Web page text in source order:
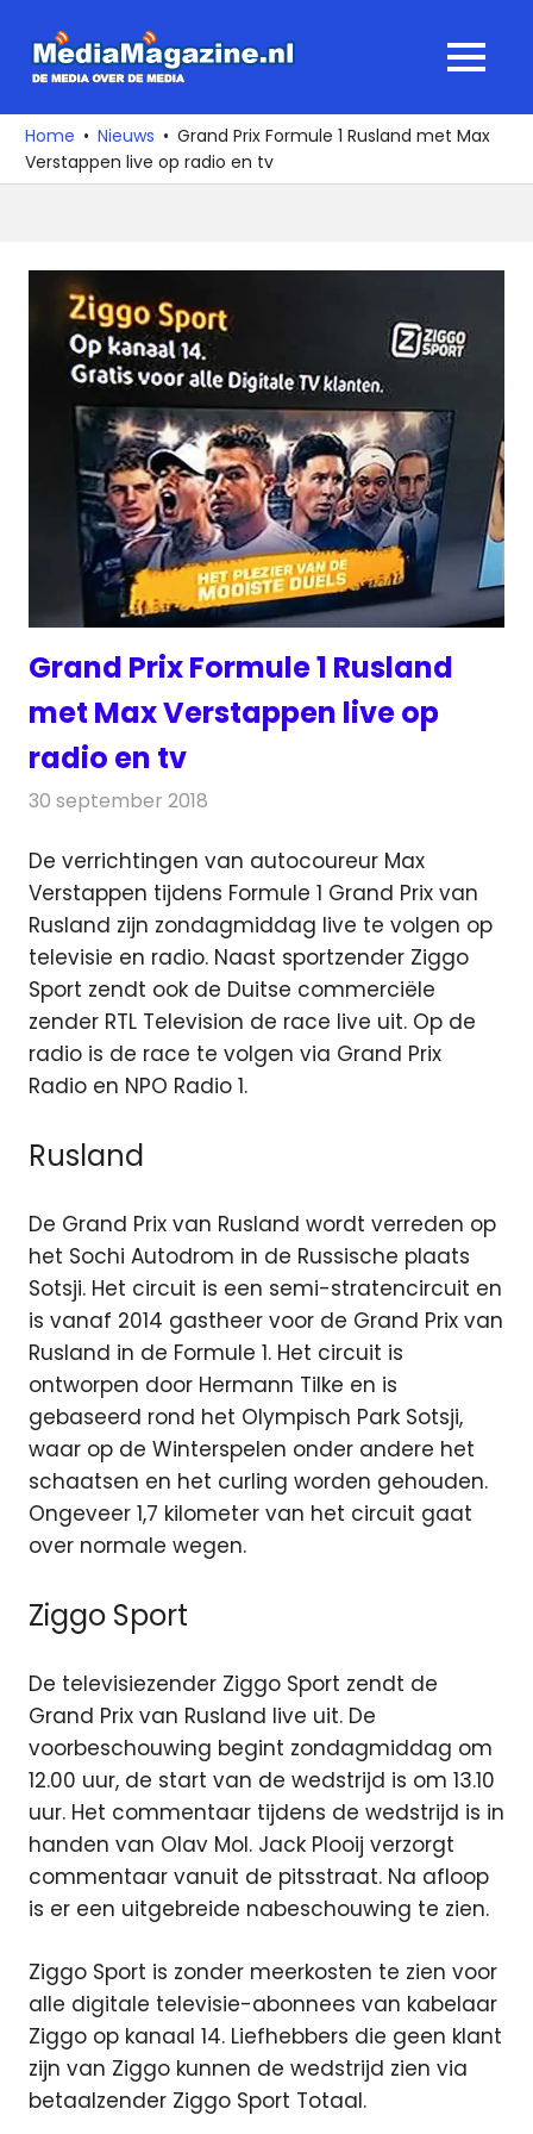
naar
media
over
de
MENU
Home Nieuws
Grand Prix Formule 1 Rusland met Max
Verstappen live op radio en tv
Grand Prix Formule 1 Rusland
met Max Verstappen live op
radio en tv
30 september 2018
De verrichtingen van autocoureur Max
Verstappen tijdens Formule 1 Grand Prix van
Rusland zijn zondagmiddag live te volgen op
televisie en radio. Naast sportzender Ziggo
Sport zendt ook de Duitse commerciële
zender RTL Television de race live uit. Op de
radio is de race te volgen via Grand Prix
Radio en NPO Radio 1.
Rusland
De Grand Prix van Rusland wordt verreden op
het Sochi Autodrom in de Russische plaats
Sotsji. Het circuit is een semi-stratencircuit en
is vanaf 2014 gastheer voor de Grand Prix van
Rusland in de Formule 1. Het circuit is
ontworpen door Hermann Tilke en is
gebaseerd rond het Olympisch Park Sotsji,
waar op de Winterspelen onder andere het
schaatsen en het curling worden gehouden.
Ongeveer 1,7 kilometer van het circuit gaat
over normale wegen.
Ziggo Sport
De televisiezender Ziggo Sport zendt de
Grand Prix van Rusland live uit. De
voorbeschouwing begint zondagmiddag om
12.00 uur, de start van de wedstrijd is om 13.10
uur. Het commentaar tijdens de wedstrijd is in
handen van Olav Mol. Jack Plooij verzorgt
commentaar vanuit de pitsstraat. Na afloop
is er een uitgebreide nabeschouwing te zien.
Ziggo Sport is zonder meerkosten te zien voor
alle digitale televisie-abonnees van kabelaar
Ziggo op kanaal 14. Liefhebbers die geen klant
zijn van Ziggo kunnen de wedstrijd zien via
betaalzender Ziggo Sport Totaal.